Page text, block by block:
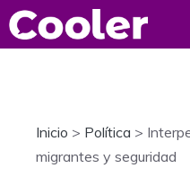
Saltar
al
Inicio > Política >
migrantes y seguridad